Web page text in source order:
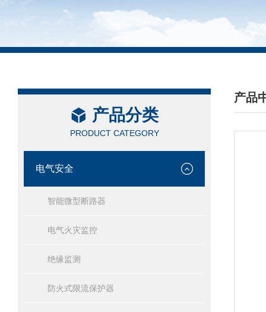
产品分类
PRODUCT CATEGORY
电气安全
智能微型断路器
电气火灾监控
绝缘监测
防火式限流保护器
产品
/